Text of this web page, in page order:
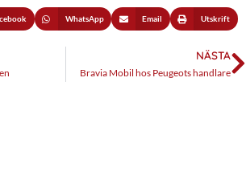
WhatsApp Email Utskrift
NÄSTA
Bravia Mobil hos Peugeots handlare